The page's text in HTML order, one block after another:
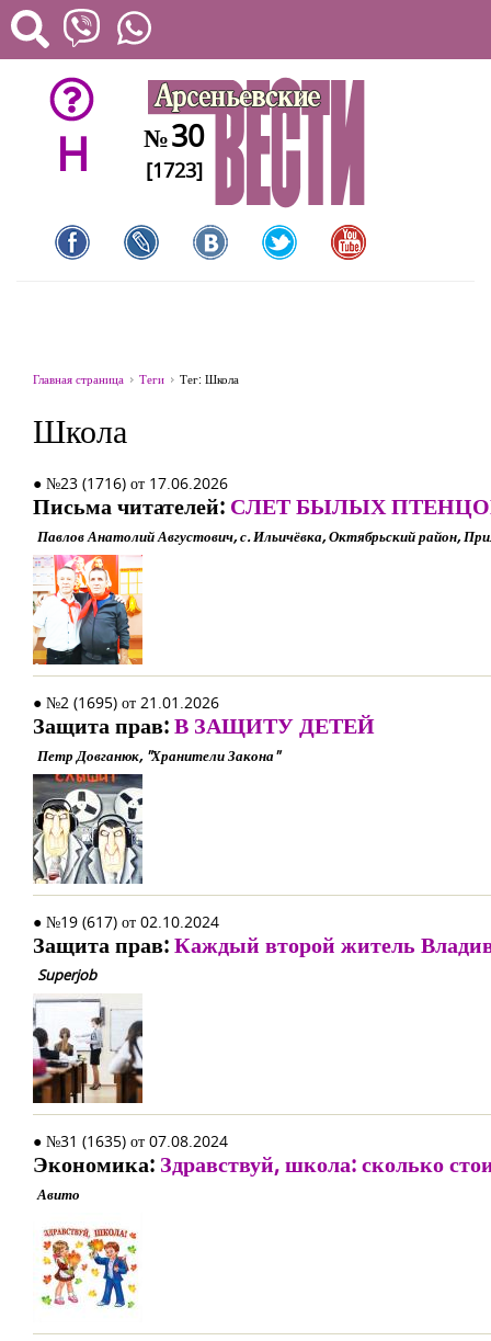
H №30
[1723]
Главная страница Теги Тег: Школа
Школа
● №23 (1716) от 17.06.2026
Письма читателей: СЛЕТ БЫЛЫХ
Павлов Анатолий Августович, с. Ильичёвка, Октябрьский район,
● №2 (1695) от 21.01.2026
Защита прав:В ЗАЩИТУ ДЕТЕЙ
Петр Довганюк, "Хранители Закона"
● №19 (617) от 02.10.2024
Защита прав:Каждый второй житель
Superjob
● №31 (1635) от 07.08.2024
Экономика: Здравствуй, школа: сколько
Авито